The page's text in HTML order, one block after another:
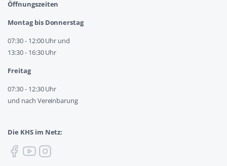
Öffnungszeiten
Montag bis Donnerstag
07:30 - 12:00 Uhr und
13:30 - 16:30 Uhr
Freitag
07:30 - 12:30 Uhr
und nach Vereinbarung
Die KHS im Netz: